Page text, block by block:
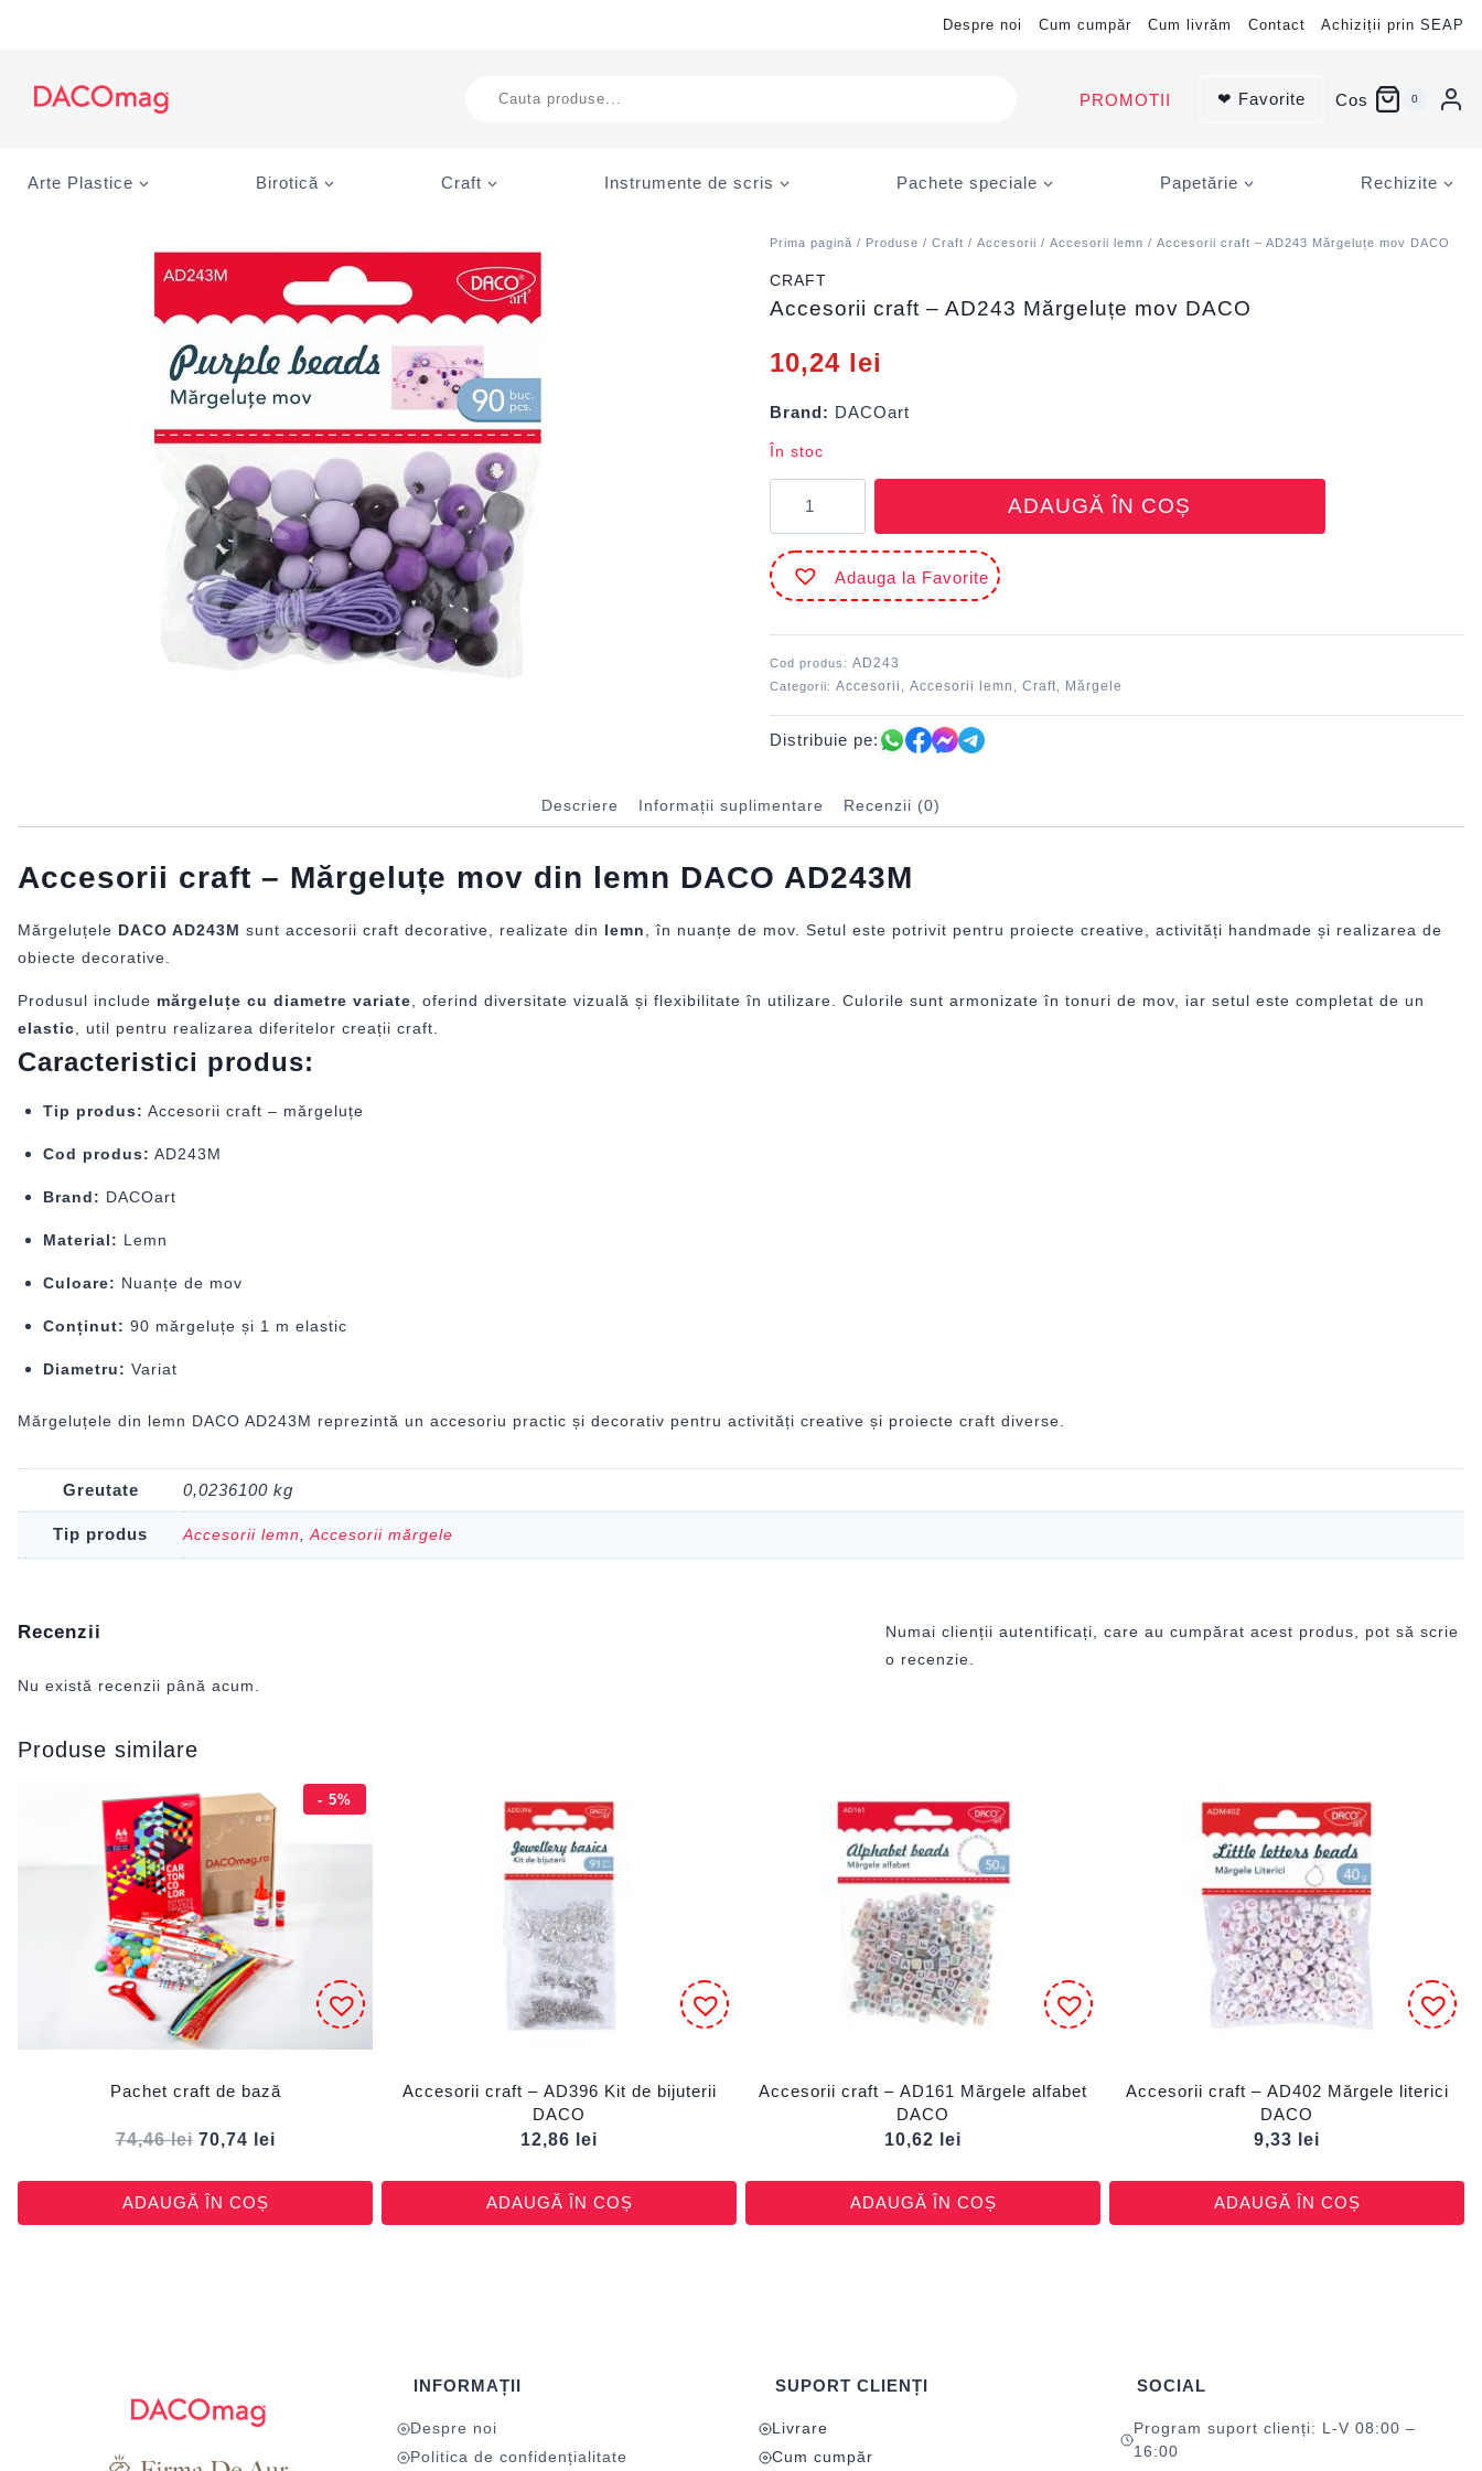
Despre noi Cum cumpăr Cum livrăm Contact Achiziții prin SEAP
search
PROMOTII ❤ Favorite Cos 0
Arte Plastice Birotică Craft Instrumente de scris Pachete speciale Papetărie Rechizite
Prima pagină / Produse /Craft /Accesorii /Accesorii lemn / Accesorii craft – AD243 Mărgeluțe mov DACO
CRAFT
Accesorii craft – AD243 Mărgeluțe mov DACO
10,24 lei
Brand: DACOart
În stoc
Accesorii
craft
-
AD243
Mărgeluțe
ADAUGĂ ÎN COȘ
Adauga la Favorite
Cod produs:AD243
Categorii:Accesorii ,Accesorii lemn ,Craft Mărgele
Distribuie pe:
Descriere Informații suplimentare Recenzii (0)
Accesorii craft – Mărgeluțe mov din lemn DACO AD243M
Mărgeluțele DACO AD243M sunt accesorii craft decorative, realizate din lemn
, în nuanțe de mov. Setul este potrivit pentru proiecte creative, activități handmade și realizarea de
obiecte decorative.
Produsul include mărgeluțe cu diametre variate , oferind diversitate vizuală și flexibilitate în utilizare. Culorile sunt armonizate în tonuri de mov, iar setul este completat de un
elastic , util pentru realizarea diferitelor creații craft.
Caracteristici produs:
Tip produs: Accesorii craft – mărgeluțe
Cod produs: AD243M
Brand: DACOart
Material: Lemn
Culoare: Nuanțe de mov
Conținut: 90 mărgeluțe și 1 m elastic
Diametru: Variat
Mărgeluțele din lemn DACO AD243M reprezintă un accesoriu practic și decorativ pentru activități creative și proiecte craft diverse.
Greutate 0,0236100 kg
Tip produs Accesorii lemn Accesorii mărgele
Recenzii
Nu există recenzii până acum.
Numai clienții autentificați, care au cumpărat acest produs, pot să scrie
o recenzie.
Produse similare
- 5%
Pachet craft de bază
74,46lei 70,74 lei
ADAUGĂ ÎN COȘ
Accesorii craft – AD396 Kit de bijuterii
DACO
12,86
lei
ADAUGĂ ÎN COȘ
Accesorii craft – AD161 Mărgele alfabet
DACO
10,62
lei
ADAUGĂ ÎN COȘ
Accesorii craft – AD402 Mărgele literici
DACO
9,33
lei
ADAUGĂ ÎN COȘ
INFORMAȚII
Despre noi
Politica de confidențialitate
SUPORT CLIENȚI
Livrare
Cum cumpăr
SOCIAL
Program suport clienți: L-V 08:00 –
16:00